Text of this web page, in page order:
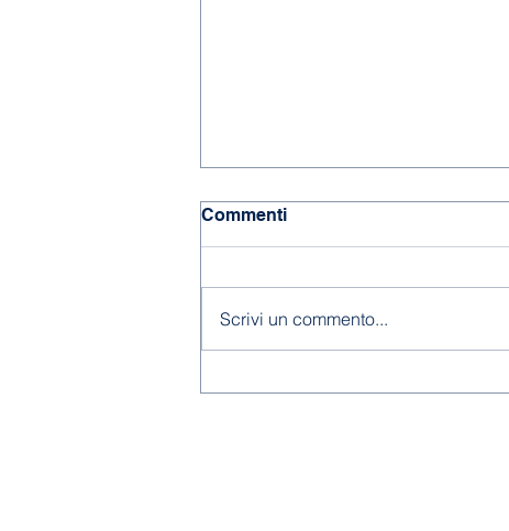
Chiusura estiva
Commenti
Scrivi un commento...